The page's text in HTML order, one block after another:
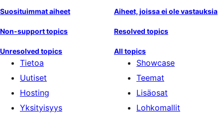
Suosituimmat aiheet Aiheet, joissa ei ole vastauksia
Non-support topics Resolved topics
Unresolved topics All topics
Tietoa
Uutiset
Hosting
Yksityisyys
Showcase
Teemat
Lisäosat
Lohkomallit